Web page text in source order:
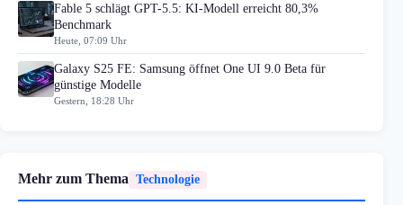
Fable 5 schlägt GPT-5.5: KI-Modell erreicht 80,3%
Benchmark
Heute, 07:09 Uhr
Galaxy S25 FE: Samsung öffnet One UI 9.0 Beta für
günstige Modelle
Gestern, 18:28 Uhr
Mehr zum Thema Technologie